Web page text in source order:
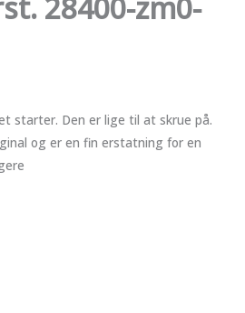
28400-zm0-
starter. Den er lige til at skrue på.
og er en fin erstatning for en